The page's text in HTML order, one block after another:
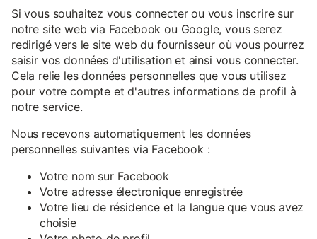
Si vous souhaitez vous connecter ou vous inscrire sur
notre site web via Facebook ou Google, vous serez
redirigé vers le site web du fournisseur où vous pourrez
saisir vos données d'utilisation et ainsi vous connecter.
Cela relie les données personnelles que vous utilisez
pour votre compte et d'autres informations de profil à
notre service.
Nous recevons automatiquement les données
personnelles suivantes via Facebook :
Votre nom sur Facebook
Votre adresse électronique enregistrée
Votre lieu de résidence et la langue que vous avez
choisie